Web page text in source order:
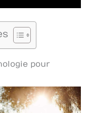
pour